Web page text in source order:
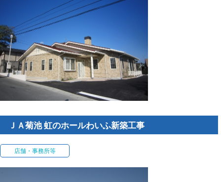
ＪＡ菊池 虹のホールわいふ新築工事
店舗・事務所等